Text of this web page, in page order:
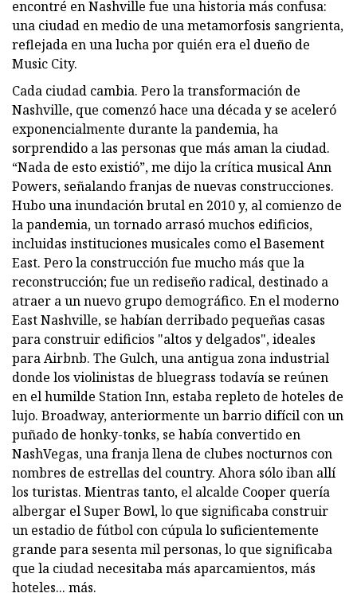
encontré en Nashville fue una historia más confusa:
una ciudad en medio de una metamorfosis sangrienta,
reflejada en una lucha por quién era el dueño de
Music City.
Cada ciudad cambia. Pero la transformación de
Nashville, que comenzó hace una década y se aceleró
exponencialmente durante la pandemia, ha
sorprendido a las personas que más aman la ciudad.
“Nada de esto existió”, me dijo la crítica musical Ann
Powers, señalando franjas de nuevas construcciones.
Hubo una inundación brutal en 2010 y, al comienzo de
la pandemia, un tornado arrasó muchos edificios,
incluidas instituciones musicales como el Basement
East. Pero la construcción fue mucho más que la
reconstrucción; fue un rediseño radical, destinado a
atraer a un nuevo grupo demográfico. En el moderno
East Nashville, se habían derribado pequeñas casas
para construir edificios "altos y delgados", ideales
para Airbnb. The Gulch, una antigua zona industrial
donde los violinistas de bluegrass todavía se reúnen
en el humilde Station Inn, estaba repleto de hoteles de
lujo. Broadway, anteriormente un barrio difícil con un
puñado de honky-tonks, se había convertido en
NashVegas, una franja llena de clubes nocturnos con
nombres de estrellas del country. Ahora sólo iban allí
los turistas. Mientras tanto, el alcalde Cooper quería
albergar el Super Bowl, lo que significaba construir
un estadio de fútbol con cúpula lo suficientemente
grande para sesenta mil personas, lo que significaba
que la ciudad necesitaba más aparcamientos, más
hoteles... más.